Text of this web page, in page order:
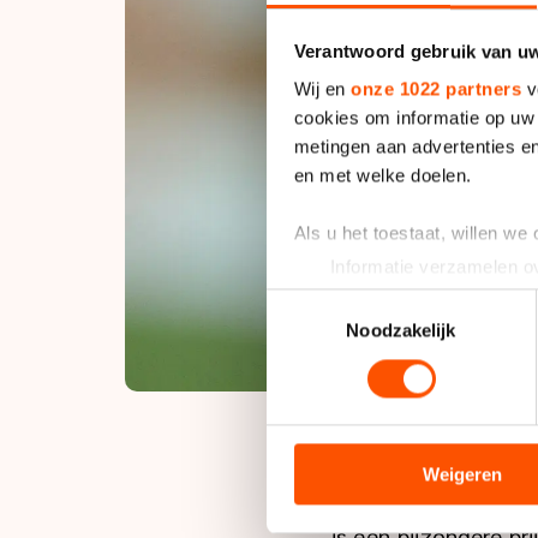
Verantwoord gebruik van
Wij en onze 1022 partners
cookies om informatie op
metingen aan advertenties
en met welke doelen.
Als u het toestaat, willen we
Informatie verzamelen
Uw apparaat
Lees meer over hoe uw
toestemming op elk
analyseren. We delen
analyse. Zij kunnen deze
hun services. Sommige
adequaat
Noodzakelijk
Weigeren
De jury oordeelde